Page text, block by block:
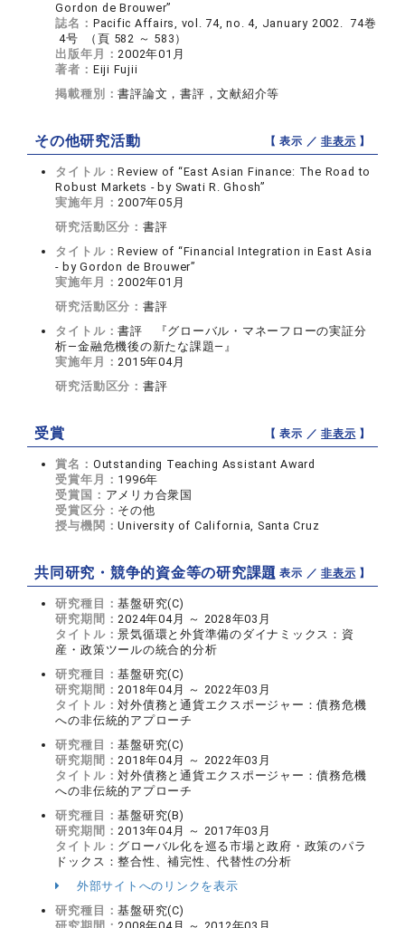
Gordon de Brouwer”
誌名： Pacific Affairs, vol. 74, no. 4, January 2002. 74巻
4号 （頁 582 ～ 583）
出版年月：2002年01月
著者： Eiji Fujii
掲載種別：書評論文，書評，文献紹介等
その他研究活動 【 表示 ／非表示 】
タイトル：Review of “East Asian Finance: The Road to
Robust Markets - by Swati R. Ghosh”
実施年月：2007年05月
研究活動区分： 書評
タイトル：Review of “Financial Integration in East Asia
- by Gordon de Brouwer”
実施年月：2002年01月
研究活動区分： 書評
タイトル：書評 『グローバル・マネーフローの実証分
析—金融危機後の新たな課題—』
実施年月：2015年04月
研究活動区分： 書評
受賞 【 表示 ／非表示 】
賞名： Outstanding Teaching Assistant Award
受賞年月： 1996年
受賞国： アメリカ合衆国
受賞区分： その他
授与機関：University of California, Santa Cruz
共同研究・競争的資金等の研究課題【 表示 ／非表示 】
研究種目：基盤研究(C)
研究期間：2024年04月 ～ 2028年03月
タイトル：景気循環と外貨準備のダイナミックス：資
産・政策ツールの統合的分析
研究種目：基盤研究(C)
研究期間：2018年04月 ～ 2022年03月
タイトル：対外債務と通貨エクスポージャー：債務危機
への非伝統的アプローチ
研究種目：基盤研究(C)
研究期間：2018年04月 ～ 2022年03月
タイトル：対外債務と通貨エクスポージャー：債務危機
への非伝統的アプローチ
研究種目：基盤研究(B)
研究期間：2013年04月 ～ 2017年03月
タイトル： グローバル化を巡る市場と政府・政策のパラ
ドックス：整合性、補完性、代替性の分析
外部サイトへのリンクを表示
研究種目：基盤研究(C)